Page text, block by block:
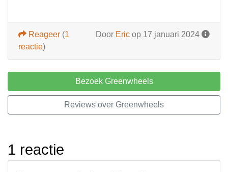
Door Eric op 17 januari 2024
Reageer (1
reactie)
Bezoek Greenwheels
Reviews over Greenwheels
1 reactie